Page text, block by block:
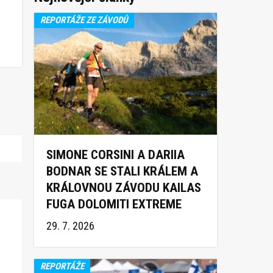
REPORTÁŽE ZE ZÁVODŮ
SIMONE CORSINI A DARIIA
BODNAR SE STALI KRÁLEM A
KRÁLOVNOU ZÁVODU KAILAS
FUGA DOLOMITI EXTREME
TRAIL 2026
29. 7. 2026
REPORTÁŽE